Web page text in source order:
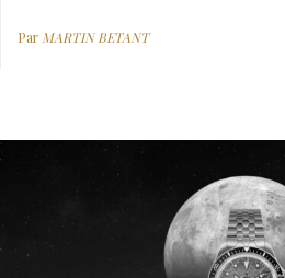
Par MARTIN BETANT